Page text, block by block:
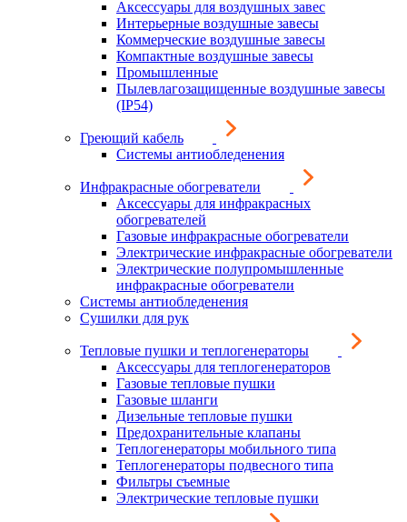
Аксессуары для воздушных завес
Интерьерные воздушные завесы
Коммерческие воздушные завесы
Компактные воздушные завесы
Промышленные
Пылевлагозащищенные воздушные завесы
(IP54)
Греющий кабель
Системы антиобледенения
Инфракрасные обогреватели
Аксессуары для инфракрасных
обогревателей
Газовые инфракрасные обогреватели
Электрические инфракрасные обогреватели
Электрические полупромышленные
инфракрасные обогреватели
Системы антиобледенения
Сушилки для рук
Тепловые пушки и теплогенераторы
Аксессуары для теплогенераторов
Газовые тепловые пушки
Газовые шланги
Дизельные тепловые пушки
Предохранительные клапаны
Теплогенераторы мобильного типа
Теплогенераторы подвесного типа
Фильтры съемные
Электрические тепловые пушки